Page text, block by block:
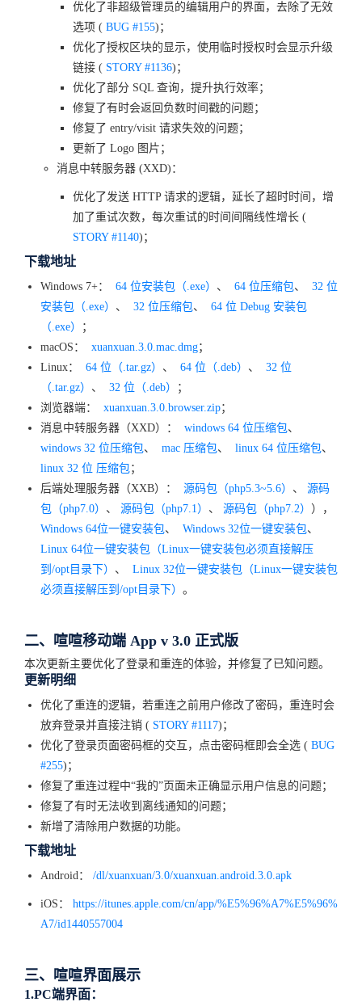
优化了非超级管理员的编辑用户的界面，去除了无效
选项 ( BUG #155)；
优化了授权区块的显示，使用临时授权时会显示升级
链接 ( STORY #1136)；
优化了部分 SQL 查询，提升执行效率；
修复了有时会返回负数时间戳的问题；
修复了 entry/visit 请求失效的问题；
更新了 Logo 图片；
消息中转服务器 (XXD)：
优化了发送 HTTP 请求的逻辑，延长了超时时间，增
加了重试次数，每次重试的时间间隔线性增长 (
STORY #1140)；
下载地址
Windows 7+： 64 位安装包（.exe） 、 64 位压缩包、 32 位
安装包（.exe） 、 32 位压缩包、 64 位 Debug 安装包
（.exe）
；
macOS： xuanxuan.3.0.mac.dmg；
Linux： 64 位（.tar.gz） 、 64 位（.deb） 、 32 位
（.tar.gz） 、 32 位（.deb）
；
浏览器端： xuanxuan.3.0.browser.zip；
消息中转服务器（XXD）： windows 64 位压缩包、
windows 32 位压缩包、 mac 压缩包、 linux 64 位压缩包、
linux 32 位 压缩包；
后端处理服务器（XXB）： 源码包（php5.3~5.6） 、 源码
包（php7.0） 、 源码包（php7.1） 、 源码包（php7.2） ），
Windows 64位一键安装包、 Windows 32位一键安装包、
Linux 64位一键安装包（Linux一键安装包必须直接解压
到/opt目录下） 、 Linux 32位一键安装包（Linux一键安装包
必须直接解压到/opt目录下） 。
二、喧喧移动端 App v 3.0 正式版
本次更新主要优化了登录和重连的体验，并修复了已知问题。
更新明细
优化了重连的逻辑，若重连之前用户修改了密码，重连时会
放弃登录并直接注销 ( STORY #1117)；
优化了登录页面密码框的交互，点击密码框即会全选 ( BUG
#255)；
修复了重连过程中“我的”页面未正确显示用户信息的问题；
修复了有时无法收到离线通知的问题；
新增了清除用户数据的功能。
下载地址
Android： /dl/xuanxuan/3.0/xuanxuan.android.3.0.apk
iOS： https://itunes.apple.com/cn/app/%E5%96%A7%E5%96%
A7/id1440557004
三、喧喧界面展示
1.PC端界面：